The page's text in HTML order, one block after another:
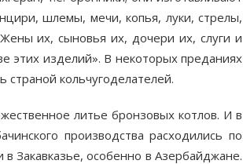
шлемы, мечи, копья, луки, стрелы,
их, сыновья их, дочери их, слуги и
этих изделий». В некоторых преданиях
страной кольчугоделателей.
литье бронзовых котлов. И в
производства расходились по
в Закавказье, особенно в Азербайджане.